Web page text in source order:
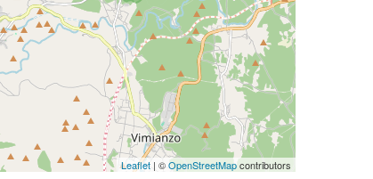
Leaflet | ©OpenStreetMapcontributors